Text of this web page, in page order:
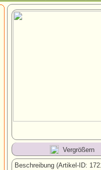
Vergrößern
Beschreibung (Artikel-ID: